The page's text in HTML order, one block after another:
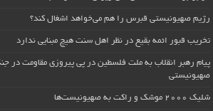
رژیم صهیونیستی قبرس را هم می‌خواهد اشغال کند؟
تخریب قبور ائمه بقیع در نظر اهل سنت هیچ مبنایی ندارد
پیام رهبر انقلاب به ملت فلسطین در پی پیروزی مقاومت در
صهیونیستی
شلیک ۲۰۰۰ موشک و راکت به صهیونیست‌ها